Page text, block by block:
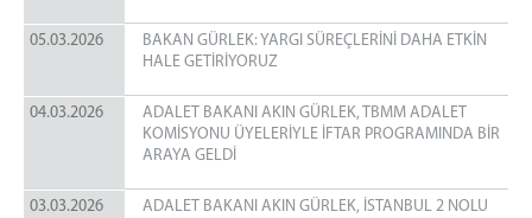
05.03.2026
BAKAN GÜRLEK: YARGI SÜREÇLERİNİ DAHA ETKİN
HALE GETİRİYORUZ
04.03.2026
ADALET BAKANI AKIN GÜRLEK, TBMM ADALET
KOMİSYONU ÜYELERİYLE İFTAR PROGRAMINDA BİR
ARAYA GELDİ
03.03.2026
ADALET BAKANI AKIN GÜRLEK, İSTANBUL 2 NOLU